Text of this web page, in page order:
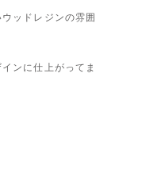
ッドレジンの雰囲
ンに仕上がってま